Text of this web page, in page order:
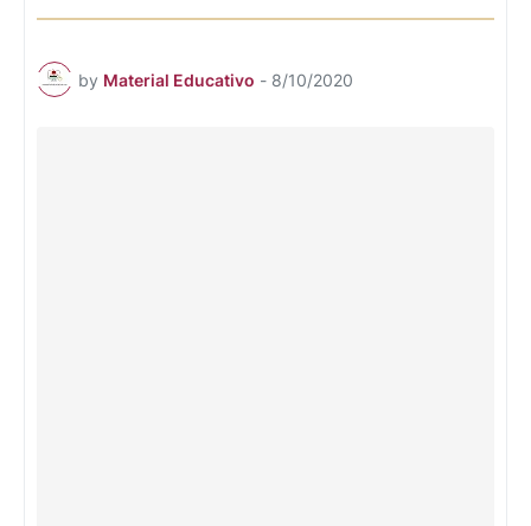
by Material Educativo - 8/10/2020